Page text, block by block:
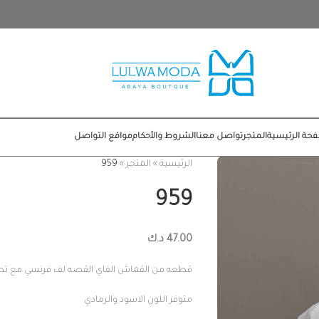
الرئيسيةالمتجرتواصل معناالشروط والأحكاممواقع التواصل
الرئيسية» المتجر »
959
959
47.00 د.ك
قطعه من القماش الفاي القصه لف فرنسي مع
متوفر اللون الاسود والرمادي